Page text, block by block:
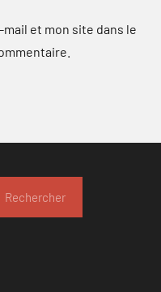
et mon site dans le
Rechercher